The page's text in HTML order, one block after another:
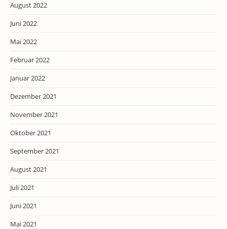
August 2022
Juni 2022
Mai 2022
Februar 2022
Januar 2022
Dezember 2021
November 2021
Oktober 2021
September 2021
August 2021
Juli 2021
Juni 2021
Mai 2021